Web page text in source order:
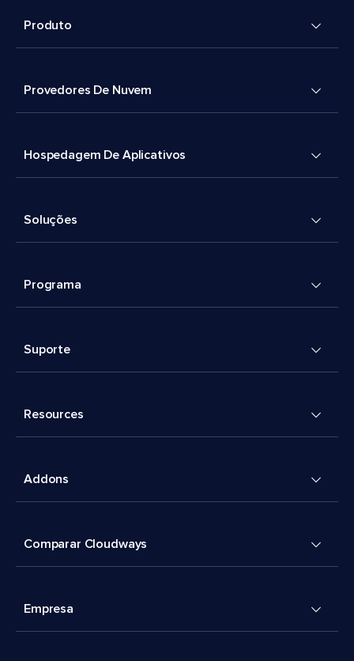
Produto
Provedores De Nuvem
Hospedagem De Aplicativos
Soluções
Programa
Suporte
Resources
Addons
Comparar Cloudways
Empresa